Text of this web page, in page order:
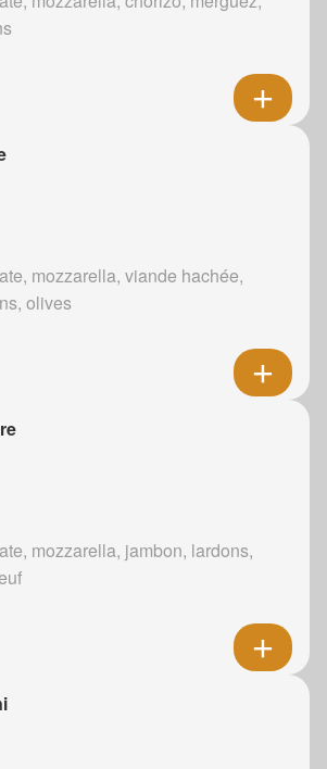
mozzarella, viande hachée,
olives
mozzarella, jambon, lardons,